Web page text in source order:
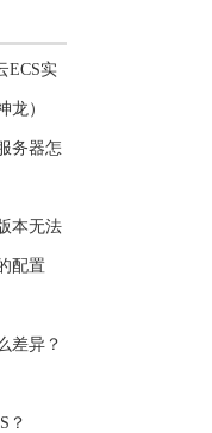
ECS实
龙）
务器怎
本无法
配置
差异？
？